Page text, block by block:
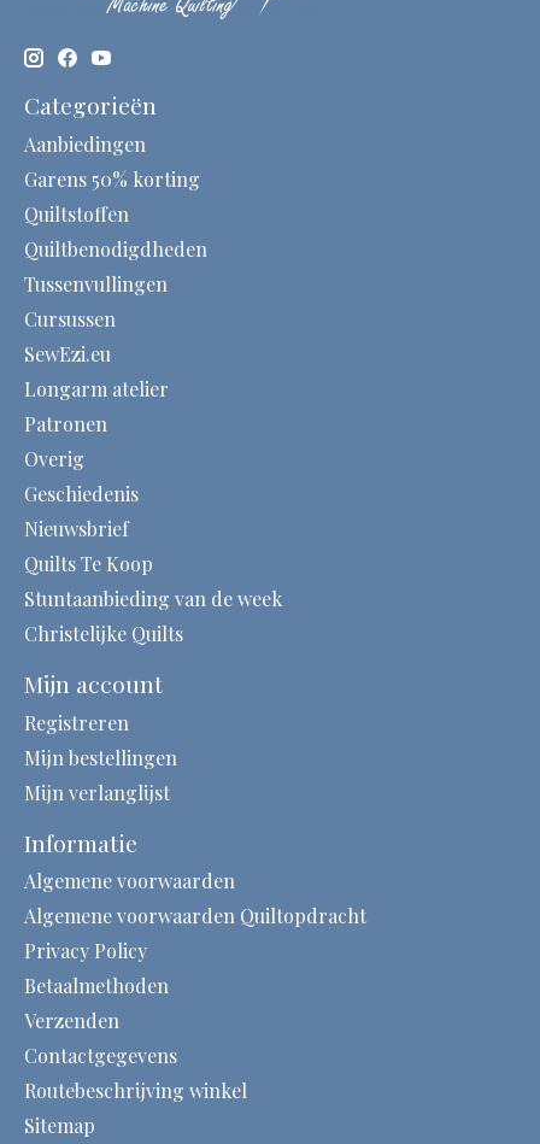
Categorieën
Aanbiedingen
Garens 50% korting
Quiltstoffen
Quiltbenodigdheden
Tussenvullingen
Cursussen
SewEzi.eu
Longarm atelier
Patronen
Overig
Geschiedenis
Nieuwsbrief
Quilts Te Koop
Stuntaanbieding van de week
Christelijke Quilts
Mijn account
Registreren
Mijn bestellingen
Mijn verlanglijst
Informatie
Algemene voorwaarden
Algemene voorwaarden Quiltopdracht
Privacy Policy
Betaalmethoden
Verzenden
Contactgegevens
Routebeschrijving winkel
Sitemap